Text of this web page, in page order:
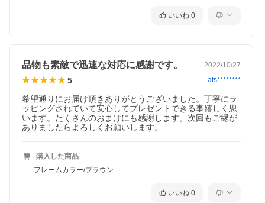
花時の右半分はフォトフレームになっています。
いいね 0
品物も素敵で迅速な対応に感謝です。 2022/10/27
5 ats********
希望通りにお届け頂きありがとうございました。丁寧にラ
ッピングされていて安心してプレゼントできる事嬉しく思
います。たくさんのおまけにも感謝します。次回もご縁が
ありましたらよろしくお願いします。
購入した商品
フレームカラー/ブラウン
いいね 0